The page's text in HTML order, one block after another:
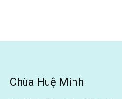
Chùa Huệ Minh